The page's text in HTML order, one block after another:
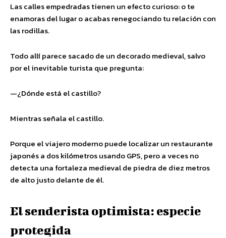
Las calles empedradas tienen un efecto curioso: o te
enamoras del lugar o acabas renegociando tu relación con
las rodillas.
Todo allí parece sacado de un decorado medieval, salvo
por el inevitable turista que pregunta:
—¿Dónde está el castillo?
Mientras señala el castillo.
Porque el viajero moderno puede localizar un restaurante
japonés a dos kilómetros usando GPS, pero a veces no
detecta una fortaleza medieval de piedra de diez metros
de alto justo delante de él.
El senderista optimista: especie
protegida